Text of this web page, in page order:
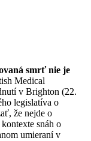
smrť nie je
Medical
v Brighton (22.
legislatíva o
že nejde o
snáh o
umieraní v